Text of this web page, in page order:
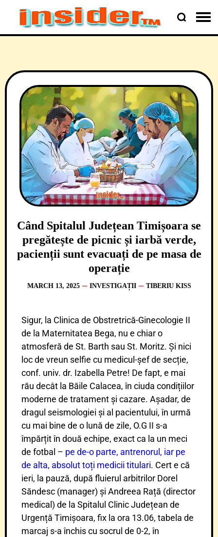
Când Spitalul Județean Timișoara se
pregătește de picnic și iarbă verde,
pacienții sunt evacuați de pe masa de
operație
MARCH 13, 2025 INVESTIGAȚII TIBERIU KISS
Sigur, la Clinica de Obstretrică-Ginecologie II
de la Maternitatea Bega, nu e chiar o
atmosferă de St. Barth sau St. Moritz. Și nici
loc de vreun selfie cu medicul-șef de secție,
conf. univ. dr. Izabella Petre! De fapt, e mai
rău decât la Băile Calacea, în ciuda condițiilor
moderne de tratament și cazare. Așadar, de
dragul seismologiei și al pacientului, în urmă
cu mai bine de o lună de zile, O.G II s-a
împărțit în două echipe, exact ca la un meci
de fotbal – pe de-o parte, antrenorul, iar pe
de alta, absolut toți medicii titulari. Cert e că
ieri, la pauză, după fluierul arbitrilor Dorel
Săndesc (manager) și Andreea Rață (director
medical) de la Spitalul Clinic Județean de
Urgență Timișoara, fix la ora 13.06, tabela de
marcaj s-a închis cu socrul de 0-2, în